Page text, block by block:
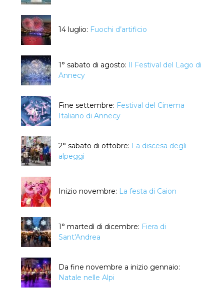
14 luglio: Fuochi d’artificio
1° sabato di agosto: Il Festival del Lago di
Annecy
Fine settembre: Festival del Cinema
Italiano di Annecy
2° sabato di ottobre: La discesa degli
alpeggi
Inizio novembre: La festa di Caion
1° martedì di dicembre: Fiera di
Sant'Andrea
Da fine novembre a inizio gennaio:
Natale nelle Alpi